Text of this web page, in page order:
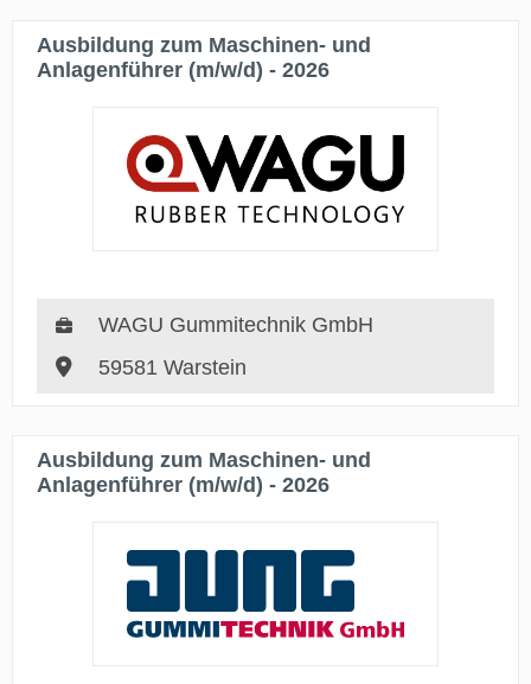
Ausbildung zum Maschinen- und
Anlagenführer (m/w/d) - 2026
WAGU Gummitechnik GmbH
59581 Warstein
Ausbildung zum Maschinen- und
Anlagenführer (m/w/d) - 2026